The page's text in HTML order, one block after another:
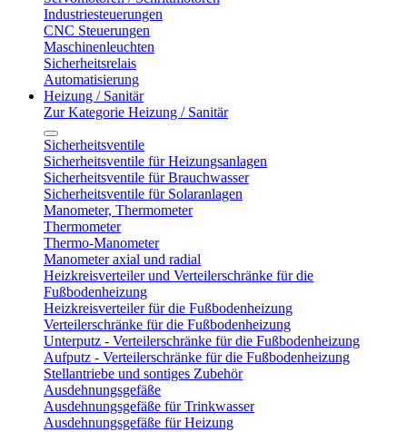
Industriesteuerungen
CNC Steuerungen
Maschinenleuchten
Sicherheitsrelais
Automatisierung
Heizung / Sanitär
Zur Kategorie Heizung / Sanitär
Sicherheitsventile
Sicherheitsventile für Heizungsanlagen
Sicherheitsventile für Brauchwasser
Sicherheitsventile für Solaranlagen
Manometer, Thermometer
Thermometer
Thermo-Manometer
Manometer axial und radial
Heizkreisverteiler und Verteilerschränke für die
Fußbodenheizung
Heizkreisverteiler für die Fußbodenheizung
Verteilerschränke für die Fußbodenheizung
Unterputz - Verteilerschränke für die Fußbodenheizung
Aufputz - Verteilerschränke für die Fußbodenheizung
Stellantriebe und sontiges Zubehör
Ausdehnungsgefäße
Ausdehnungsgefäße für Trinkwasser
Ausdehnungsgefäße für Heizung